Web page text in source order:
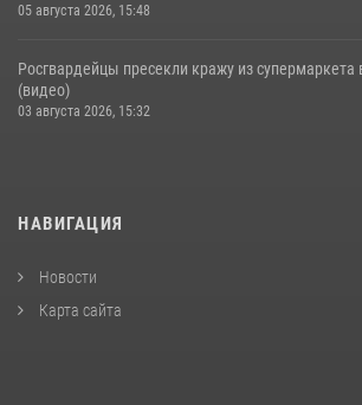
05 августа 2026, 15:48
Росгвардейцы пресекли кражу из
(видео)
03 августа 2026, 15:32
НАВИГАЦИЯ
Новости
Карта сайта